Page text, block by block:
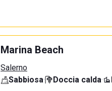
Marina Beach
Salerno
Sabbiosa· Doccia calda·